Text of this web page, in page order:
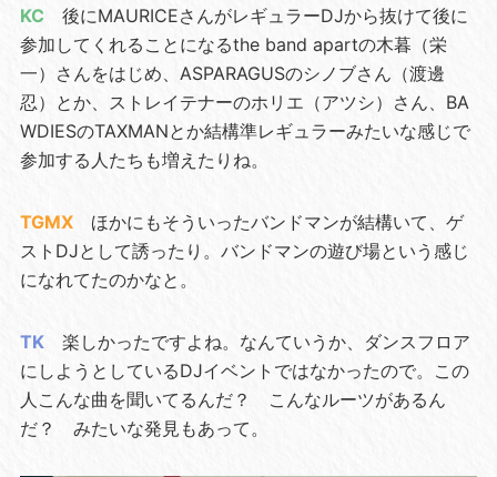
KC
後にMAURICEさんがレギュラーDJから抜けて後に
参加してくれることになるthe band apartの木暮（栄
一）さんをはじめ、ASPARAGUSのシノブさん（渡邊
忍）とか、ストレイテナーのホリエ（アツシ）さん、BA
WDIESのTAXMANとか結構準レギュラーみたいな感じで
参加する人たちも増えたりね。
TGMX
ほかにもそういったバンドマンが結構いて、ゲ
ストDJとして誘ったり。バンドマンの遊び場という感じ
になれてたのかなと。
TK
楽しかったですよね。なんていうか、ダンスフロア
にしようとしているDJイベントではなかったので。この
人こんな曲を聞いてるんだ？ こんなルーツがあるん
だ？ みたいな発見もあって。